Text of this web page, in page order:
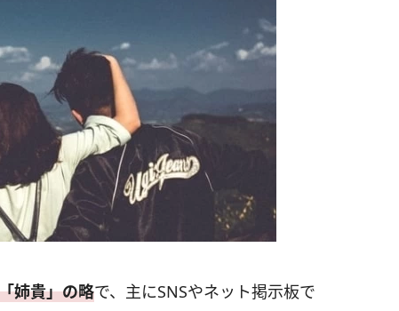
姉貴」の略で、主にSNSやネット掲示板で